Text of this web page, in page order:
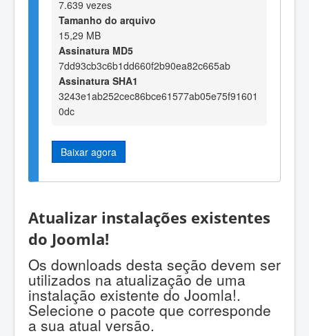
7.639 vezes
Tamanho do arquivo
15,29 MB
Assinatura MD5
7dd93cb3c6b1dd660f2b90ea82c665ab
Assinatura SHA1
3243e1ab252cec86bce61577ab05e75f91601
0dc
Baixar agora
Atualizar instalações existentes
do Joomla!
Os downloads desta seção devem ser
utilizados na atualização de uma
instalação existente do Joomla!.
Selecione o pacote que corresponde
a sua atual versão.